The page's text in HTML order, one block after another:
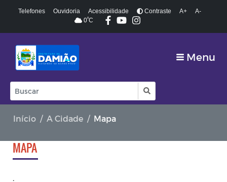
Telefones Ouvidoria Acessibilidade Contraste A+
A-
0ºC
Menu
Início A Cidade Mapa
MAPA